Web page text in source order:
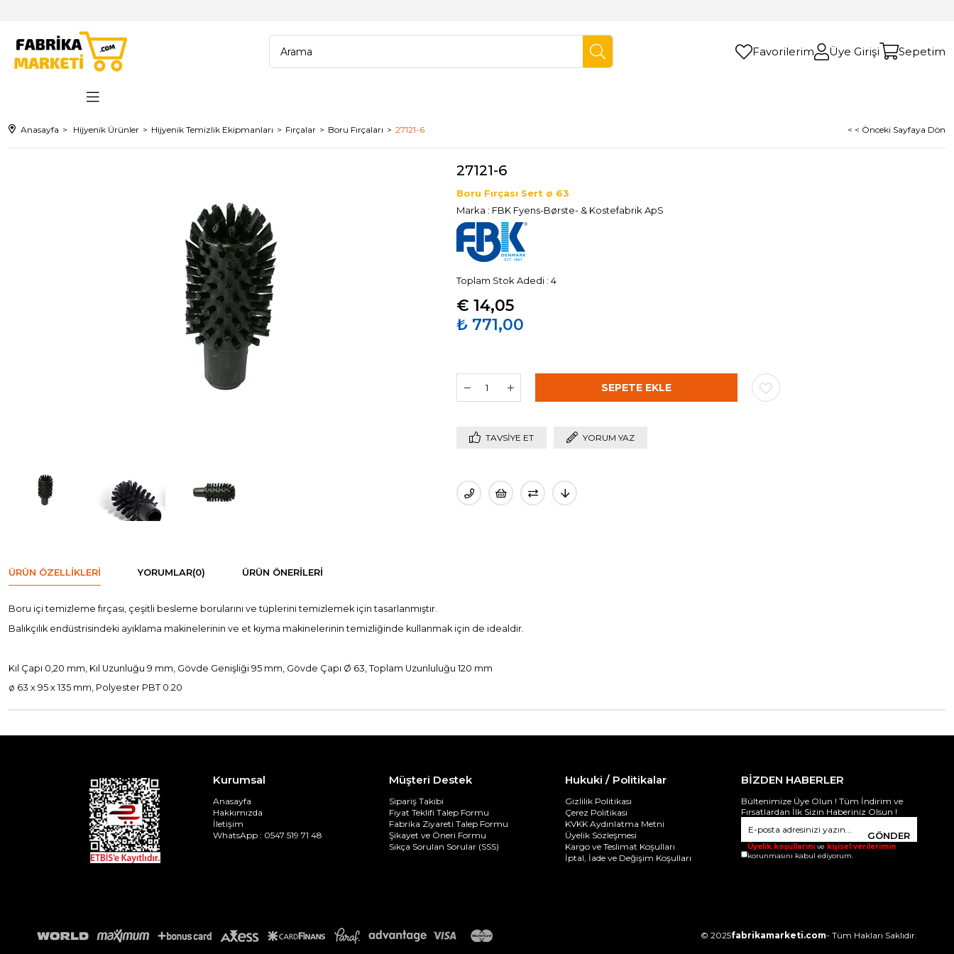
Favorilerim Üye Girişi Sepetim
Anasayfa Hijyenik Ürünler Hijyenik Temizlik Ekipmanları Fırçalar Boru Fırçaları 27121-6 < < Önceki Sayfaya Dön
27121-6
Boru Fırçası Sert ø 63
Marka : FBK Fyens-Børste- & Kostefabrik ApS
Toplam Stok Adedi : 4
€ 14,05
₺ 771,00
TAVSIYE ET YORUM YAZ
ÜRÜN ÖZELLIKLERI YORUMLAR(0) ÜRÜN ÖNERILERI
Boru içi temizleme fırçası, çeşitli besleme borularını ve tüplerini temizlemek için tasarlanmıştır.
Balıkçılık endüstrisindeki ayıklama makinelerinin ve et kıyma makinelerinin temizliğinde kullanmak için de idealdir.
Kıl Çapı 0,20 mm, Kıl Uzunluğu 9 mm, Gövde Genişliği 95 mm, Gövde Çapı Ø 63, Toplam Uzunluluğu 120 mm
ø 63 x 95 x 135 mm, Polyester PBT 0.20
Kurumsal
Anasayfa
Hakkımızda
İletişim
WhatsApp : 0547 519 71 48
Müşteri Destek
Sipariş Takibi
Fiyat Teklifi Talep Formu
Fabrika Ziyareti Talep Formu
Şikayet ve Öneri Formu
Sıkça Sorulan Sorular (SSS)
Hukuki / Politikalar
Gizlilik Politikası
Çerez Politikası
KVKK Aydınlatma Metni
Üyelik Sözleşmesi
Kargo ve Teslimat Koşulları
İptal, İade ve Değişim Koşulları
BİZDEN HABERLER
Bültenimize Üye Olun ! Tüm İndirim ve
Fırsatlardan İlk Sizin Haberiniz Olsun !
GÖNDER
Üyelik koşullarınıve kişisel verilerimin
korunmasını kabul ediyorum.
© 2025fabrikamarketi.com- Tüm Hakları Saklıdır.